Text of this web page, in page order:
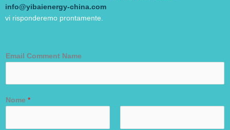
info@yibaienergy-china.com
vi risponderemo prontamente.
Email Comment Name
Nome *